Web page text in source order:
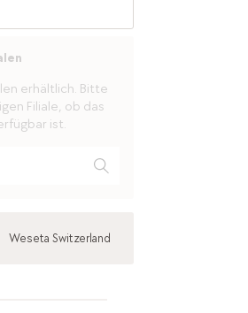
erhältlich. Bitte
Filiale, ob das
ist.
Weseta Switzerland